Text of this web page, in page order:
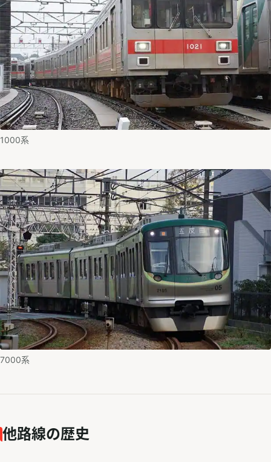
1000系
7000系
他路線の歴史